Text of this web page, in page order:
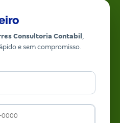
Consultoria Contabil ,
e sem compromisso.